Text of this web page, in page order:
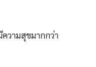
วามสุขมากกว่า